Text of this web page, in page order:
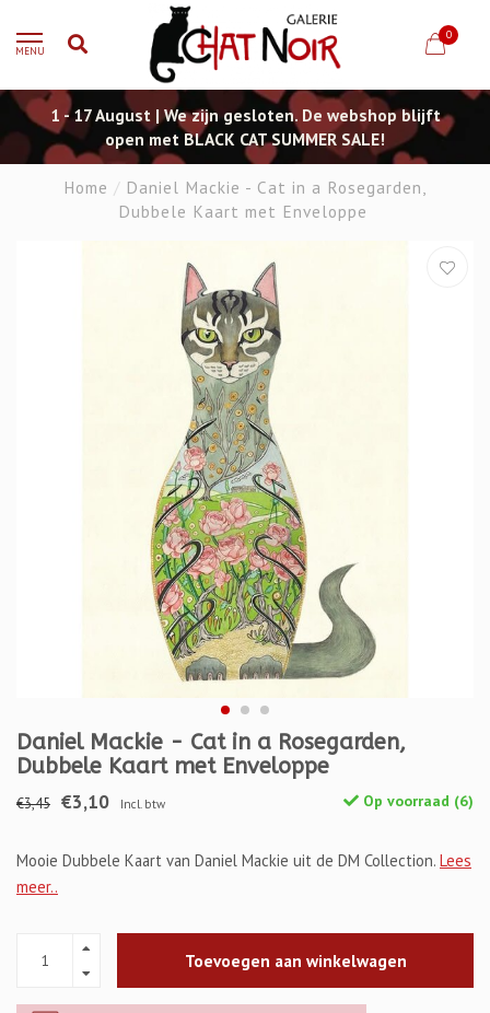
MENU
0
1 - 17 August | We zijn gesloten. De webshop blijft
open met BLACK CAT SUMMER SALE!
Home / Daniel Mackie - Cat in a Rosegarden,
Dubbele Kaart met Enveloppe
Daniel Mackie - Cat in a Rosegarden,
Dubbele Kaart met Enveloppe
€3,45 €3,10 Incl. btw Op voorraad (6)
Mooie Dubbele Kaart van Daniel Mackie uit de DM Collection. Lees
meer..
Toevoegen aan winkelwagen